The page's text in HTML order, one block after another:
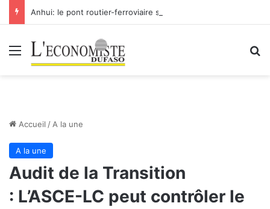
Menu
Accueil / A la une
A la une
Audit de la Transition
: L’ASCE-LC peut contrôler le